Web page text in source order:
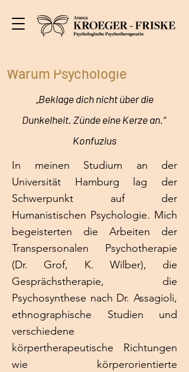
Warum Psychologie
In meinen Studium an der
Universität Hamburg lag der
Schwerpunkt auf der
Humanistischen Psychologie. Mich
begeisterten die Arbeiten der
Transpersonalen Psychotherapie
(Dr. Grof, K. Wilber), die
Gesprächstherapie, die
Psychosynthese nach Dr. Assagioli,
ethnographische Studien und
verschiedene
körpertherapeutische Richtungen
wie körperorientierte
„Beklage dich nicht über die
Dunkelheit. Zünde eine Kerze an.“
Konfuzius